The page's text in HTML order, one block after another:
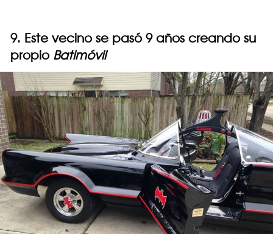
9. Este vecino se pasó 9 años creando su
propio Batimóvil